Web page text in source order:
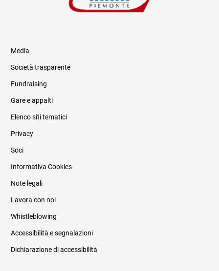
Informazioni legali e trasparenza
Media
Società trasparente
Fundraising
Gare e appalti
Elenco siti tematici
Privacy
Soci
Informativa Cookies
Note legali
Lavora con noi
Whistleblowing
Accessibilità e segnalazioni
Dichiarazione di accessibilità